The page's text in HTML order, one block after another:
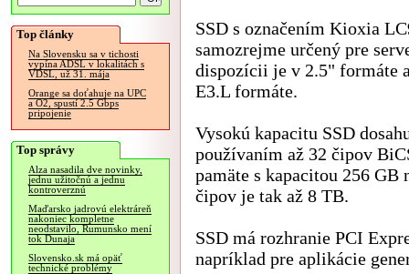
Top články
Na Slovensku sa v tichosti
vypína ADSL v lokalitách s
VDSL, už 31. mája
Orange sa doťahuje na UPC
a O2, spustí 2.5 Gbps
pripojenie
Top správy
Alza nasadila dve novinky,
jednu užitočnú a jednu
kontroverznú
Maďarsko jadrovú elektráreň
nakoniec kompletne
neodstavilo, Rumunsko mení
tok Dunaja
Slovensko.sk má opäť
technické problémy
SSD s označením Kioxia
samozrejme určený pre
dispozícii je v 2.5" formáte
E3.L formáte.
Vysokú kapacitu SSD
používaním až 32 čipov
pamäte s kapacitou 256 GB
čipov je tak až 8 TB.
SSD má rozhranie PCI
napríklad pre aplikácie